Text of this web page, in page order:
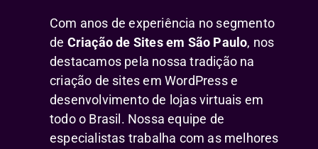
Com anos de experiência no segmento
de Criação de Sites em São Paulo, nos
destacamos pela nossa tradição na
criação de sites em WordPress e
desenvolvimento de lojas virtuais em
todo o Brasil. Nossa equipe de
especialistas trabalha com as melhores